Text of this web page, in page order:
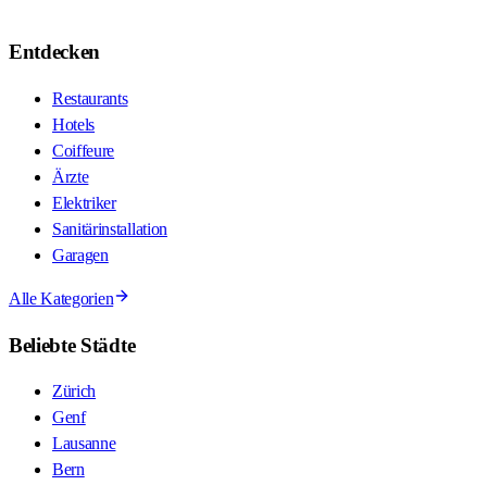
Entdecken
Restaurants
Hotels
Coiffeure
Ärzte
Elektriker
Sanitärinstallation
Garagen
Alle Kategorien
Beliebte Städte
Zürich
Genf
Lausanne
Bern